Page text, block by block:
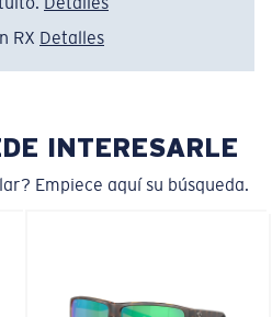
diseñado para ajustarse a
RX Detalles
INTERESARLE
Empiece aquí su búsqueda.